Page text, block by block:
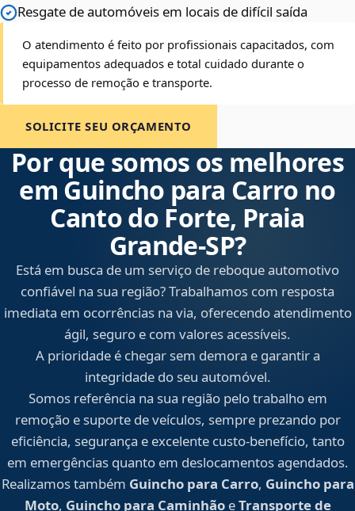
Resgate de automóveis em locais de difícil saída
O atendimento é feito por profissionais capacitados, com
equipamentos adequados e total cuidado durante o
processo de remoção e transporte.
SOLICITE SEU ORÇAMENTO
Por que somos os melhores
em Guincho para Carro no
Canto do Forte, Praia
Grande‑SP?
Está em busca de um serviço de reboque automotivo
confiável na sua região? Trabalhamos com resposta
imediata em ocorrências na via, oferecendo atendimento
ágil, seguro e com valores acessíveis.
A prioridade é chegar sem demora e garantir a
integridade do seu automóvel.
Somos referência na sua região pelo trabalho em
remoção e suporte de veículos, sempre prezando por
eficiência, segurança e excelente custo-benefício, tanto
em emergências quanto em deslocamentos agendados.
Realizamos também Guincho para Carro, Guincho para
Moto, Guincho para CaminhãoeTransporte de